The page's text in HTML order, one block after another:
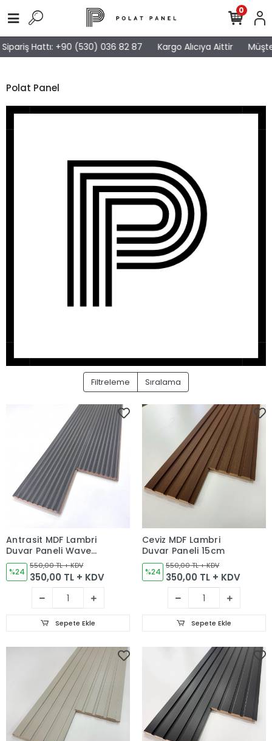
Hattı: +90 (530) 036 82 87 Kargo Alıcıya Aittir
0
Polat Panel
Filtreleme Sıralama
Antrasit MDF Lambri
Duvar Paneli Wave
15cm
%24
550,00 TL + KDV
350,00 TL + KDV
Sepete Ekle
Ceviz MDF Lambri
Duvar Paneli 15cm
%24
550,00 TL + KDV
350,00 TL + KDV
Sepete Ekle